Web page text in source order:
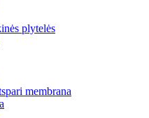
plytelės
membrana